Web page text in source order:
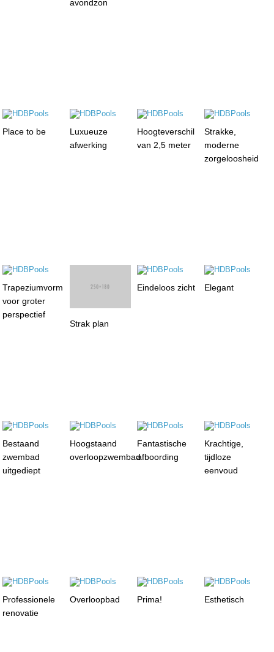
avondzon
Place to be
Luxueuze
afwerking
Hoogteverschil
van 2,5 meter
Strakke,
moderne
zorgeloosheid
Trapeziumvorm
voor groter
perspectief
Strak plan
Eindeloos zicht Elegant
Bestaand
zwembad
uitgediept
Hoogstaand
overloopzwembad
Fantastische
afboording
Krachtige,
tijdloze
eenvoud
Professionele
renovatie
Overloopbad Prima! Esthetisch